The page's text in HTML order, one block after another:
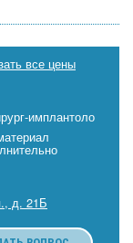
все цены
имплантоло
д. 21Б